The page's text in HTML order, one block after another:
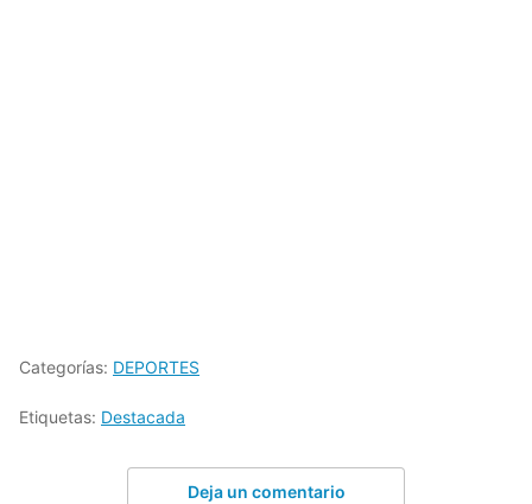
Categorías: DEPORTES
Etiquetas: Destacada
Deja un comentario